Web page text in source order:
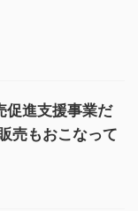
促進支援事業だ
売もおこなって